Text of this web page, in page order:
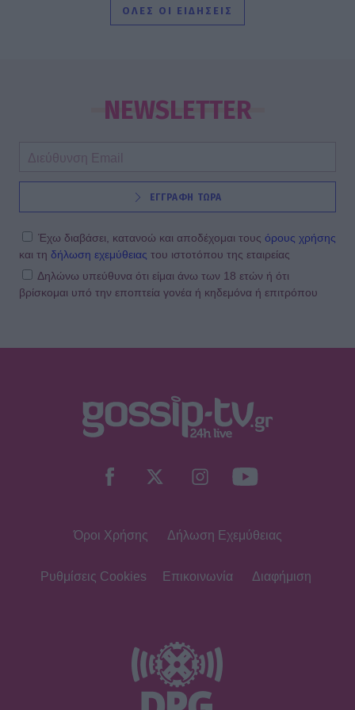
Σβιτάιλο – Η ακτινογραφία & το
μήνυμα: «Θα σηκωθώ πιο δυνατός»
SHOWBIZ
Βαρύ πένθος για τη συνεργάτιδα της
μήνυμα της παρουσιάστριας
SHOWBIZ
Θα αναγνώριζες την Εβελίνα
ανάρτηση και το μήνυμα με
από τα Bora Bora - H χειροποίητη
Summer vibes για τη Δανάη Μπάρκα
– Το πολύχρωμο look που ξεχώρισε
ΟΛΕΣ ΟΙ ΕΙΔΗΣΕΙΣ
NEWSLETTER
ΕΓΓΡΑΦΗ ΤΩΡΑ
Έχω διαβάσει, κατανοώ και αποδέχομαι τους όρους χρήσης
και τη δήλωση εχεμύθειας του ιστοτόπου της εταιρείας
Δηλώνω υπεύθυνα ότι είμαι άνω των 18 ετών ή ότι
βρίσκομαι υπό την εποπτεία γονέα ή κηδεμόνα ή επιτρόπου
Όροι Χρήσης Δήλωση Εχεμύθειας
Ρυθμίσεις Cookies Επικοινωνία Διαφήμιση